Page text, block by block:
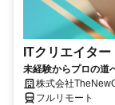
ITクリエイタ
未経験からプロの道
株式会社
フルリモート